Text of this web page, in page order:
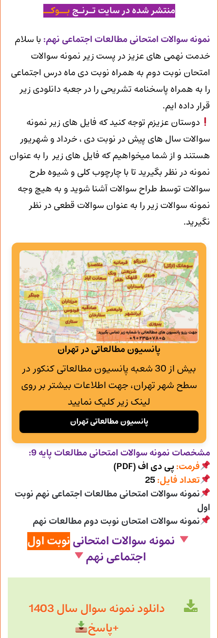
منتشر شده در سایت تـرنـج بــوکــ
نمونه سوالات امتحانی مطالعات اجتماعی نهم: با سلام
خدمت نهمی های عزیز در پست زیر نمونه سوالات
امتحان نوبت دوم به همراه نوبت دی ماه درس اجتماعی
را به همراه پاسخنامه تشریحی را در جعبه دانلودی زیر
قرار داده ایم.
دوستان عزیزم توجه کنید که فایل های زیر نمونه
سوالات سال های پیش در نوبت دی ، خرداد و شهریور
هستند و از شما میخواهیم که فایل های زیر را به عنوان
نمونه در نظر بگیرید تا با چارچوب کلی و شیوه طرح
سوالات توسط طراح سوالات آشنا شوید و به هیچ وجه
نمونه سوالات زیر را به عنوان سوالات قطعی در نظر
نگیرید.
پانسیون مطالعاتی در تهران
بیش از 30 شعبه پانسیون مطالعاتی کنکور در
سطح شهر تهران، جهت اطلاعات بیشتر بر روی
لینک زیر کلیک نمایید
پانسیون مطالعاتی تهران
مشخصات نمونه سوالات امتحانی مطالعات پایه 9:
فرمت: پی دی اف (PDF)
تعداد فایل:25
نمونه سوالات امتحانی مطالعات اجتماعی نهم نوبت
اول
نمونه سوالات امتحان نوبت دوم مطالعات نهم
نمونه سوالات امتحانینوبت اول
اجتماعی نهم
دانلود نمونه سوال سال 1403
+پاسخ